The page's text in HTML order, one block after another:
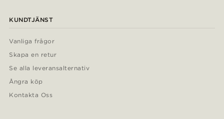
KUNDTJÄNST
Vanliga frågor
Skapa en retur
Se alla leveransalternativ
Ångra köp
Kontakta Oss